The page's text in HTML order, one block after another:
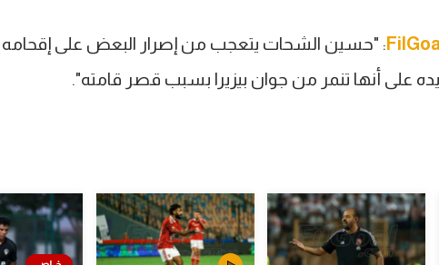
: "حسين الشحات يتعجب من إصرار البعض على إقحامه
على أنها تنمر من جوان بيزيرا بسبب قصر قامته".